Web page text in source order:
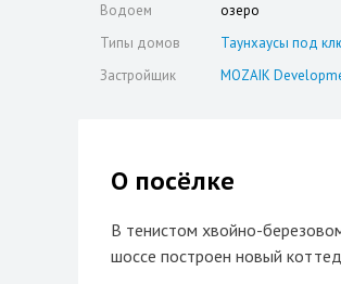
Водоем
озеро
Типы домов
Таунхаусы под
Застройщик
MOZAIK
О посёлке
В тенистом хвойно-
шоссе построен новый